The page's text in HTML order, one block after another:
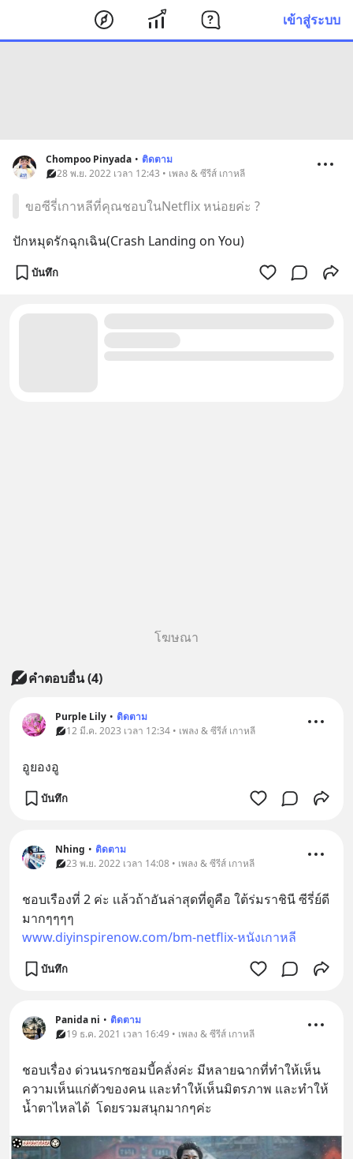
เข้าสู่ระบบ
Chompoo Pinyada • ติดตาม
28 พ.ย. 2022 เวลา 12:43 • เพลง & ซีรีส์ เกาหลี
ขอซีรี่เกาหลีที่คุณชอบในNetflix หน่อยค่ะ ?
ปักหมุดรักฉุกเฉิน(Crash Landing on You)
บันทึก
โฆษณา
คำตอบอื่น(4)
Purple Lily • ติดตาม
12 มี.ค. 2023 เวลา 12:34 • เพลง & ซีรีส์ เกาหลี
อูยองอู
บันทึก
Nhing • ติดตาม
23 พ.ย. 2022 เวลา 14:08 • เพลง & ซีรีส์ เกาหลี
ชอบเรืองที่ 2 ค่ะ เเล้วถ้าอันล่าสุดที่ดูคือ ใต้ร่มราชินี ซีรี่ย์ดี
มากๆๆๆๆ
www.diyinspirenow.com/bm-netflix-หนังเกาหลี
บันทึก
Panida ni • ติดตาม
19 ธ.ค. 2021 เวลา 16:49 • เพลง & ซีรีส์ เกาหลี
ชอบเรื่อง​ ด่วนนรกซอมบี้คลั่งค่ะ​ มีหลายฉากที่ทำให้เห็น
ความเห็นแก่ตัวของคน​ และทำให้เห็นมิตรภาพ​ และทำให้
น้ำตาไหลได้  โดยรวมสนุกมากๆค่ะ